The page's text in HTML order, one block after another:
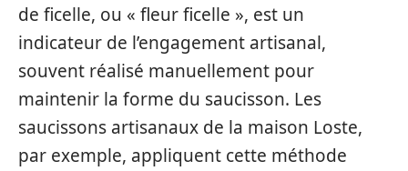
de ficelle, ou « fleur ficelle », est un
indicateur de l’engagement artisanal,
souvent réalisé manuellement pour
maintenir la forme du saucisson. Les
saucissons artisanaux de la maison Loste,
par exemple, appliquent cette méthode